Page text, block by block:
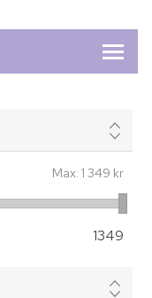
Max: 1 349 kr
1349